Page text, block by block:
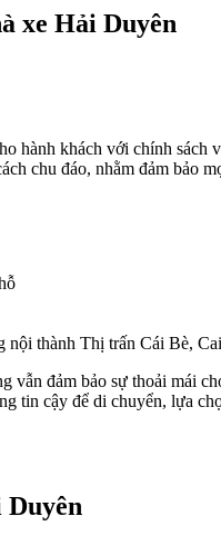
xe Hải Duyên
hành khách với chính
chu đáo, nhằm đảm bảo
nội thành Thị trấn Cái Bè,
vẫn đảm bảo sự thoải mái
tin cậy để di chuyển, lựa